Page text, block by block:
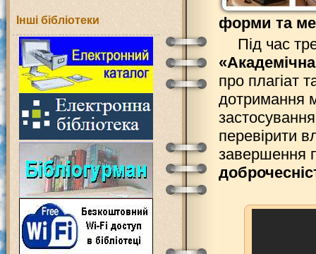
Інші бібліотеки
форми та
Під час
про плагіат
дотримання
перевірити
завершення